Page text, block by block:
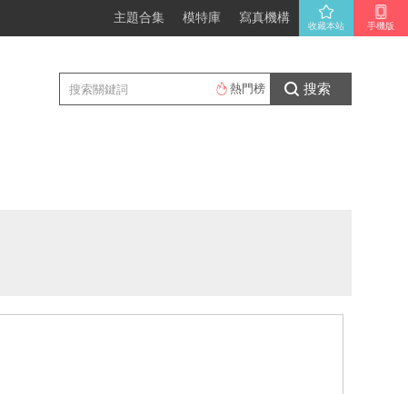
手機版
主題合集 模特庫 寫真機構
收藏本站
搜索
熱門榜